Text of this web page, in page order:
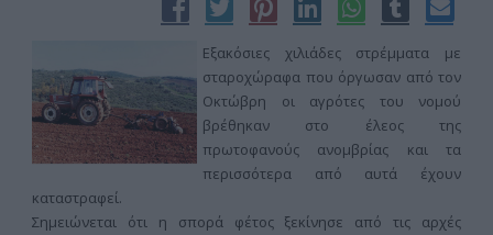
Εξακόσιες χιλιάδες στρέμματα με
σταροχώραφα που όργωσαν από τον
Οκτώβρη οι αγρότες του νομού
βρέθηκαν στο έλεος της
πρωτοφανούς ανομβρίας και τα
περισσότερα από αυτά έχουν
καταστραφεί.
Σημειώνεται ότι η σπορά φέτος ξεκίνησε από τις αρχές